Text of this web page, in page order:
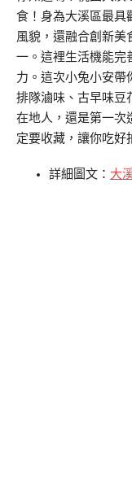
食！身為大溪區最具
風貌，還融合創新美
一。這裡生活機能完
力。這次小兔小安帶
排隊滷味、古早味豆
在地人，還是第一次
定要收藏，讓你吃好
詳細圖文： 大